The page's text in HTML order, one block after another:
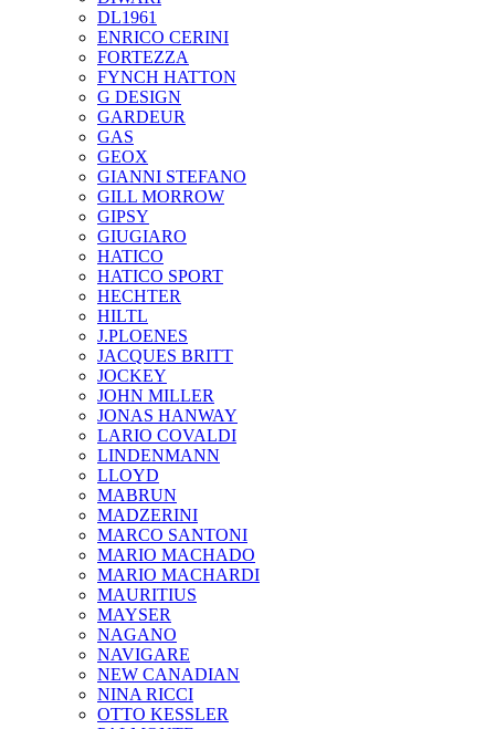
DL1961
ENRICO CERINI
FORTEZZA
FYNCH HATTON
G DESIGN
GARDEUR
GAS
GEOX
GIANNI STEFANO
GILL MORROW
GIPSY
GIUGIARO
HATICO
HATICO SPORT
HECHTER
HILTL
J.PLOENES
JAСQUES BRITT
JOCKEY
JOHN MILLER
JONAS HANWAY
LARIO COVALDI
LINDENMANN
LLOYD
MABRUN
MADZERINI
MARCO SANTONI
MARIO MACHADO
MARIO MACHARDI
MAURITIUS
MAYSER
NAGANO
NAVIGARE
NEW CANADIAN
NINA RICCI
OTTO KESSLER